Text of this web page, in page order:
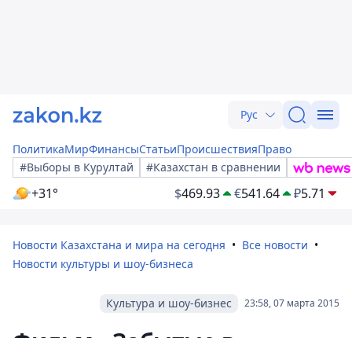
Рус
ПолитикаМирФинансыСтатьиПроисшествияПраво
#Выборы в Курултай
#Казахстан в сравнении
+31° $469.93 €541.64 ₽5.71
Новости Казахстана и мира на сегодня
Все новости
Новости культуры и шоу-бизнеса
23:58, 07 марта 2015
Культура и шоу-бизнес